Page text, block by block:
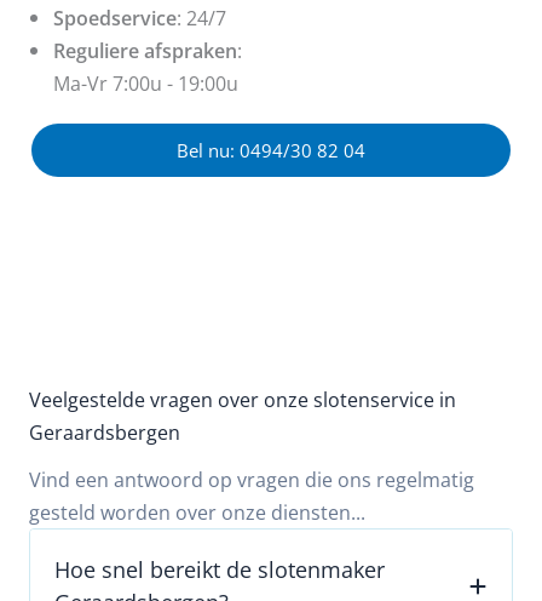
Spoedservice: 24/7
Reguliere afspraken:
Ma-Vr 7:00u - 19:00u
Bel nu: 0494/30 82 04
Veelgestelde vragen over onze slotenservice in
Geraardsbergen
Vind een antwoord op vragen die ons regelmatig
gesteld worden over onze diensten...
Hoe snel bereikt de slotenmaker